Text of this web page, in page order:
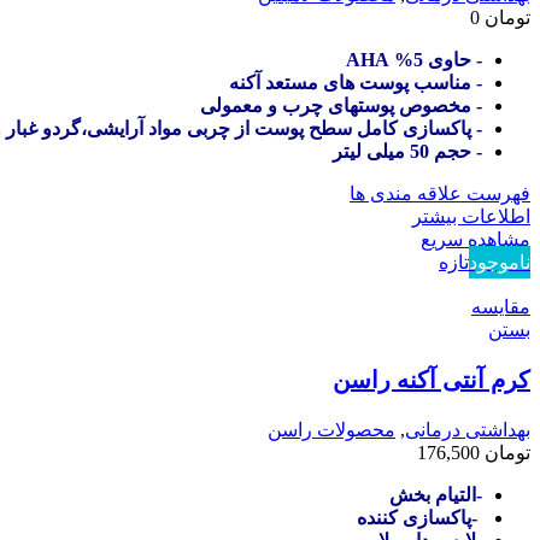
تومان
- حاوی 5% AHA
- مناسب پوست های مستعد آکنه
- مخصوص پوستهای چرب و معمولی
- پاکسازی کامل سطح پوست از چربی مواد آرایشی،گردو غبار
- حجم 50 میلی لیتر
فهرست علاقه مندی ها
اطلاعات بیشتر
مشاهده سریع
ناموجودتازه
مقایسه
بستن
کرم آنتی آکنه راسن
بهداشتی درمانی, محصولات راسن
تومان
-التیام بخش
-پاکسازی کننده